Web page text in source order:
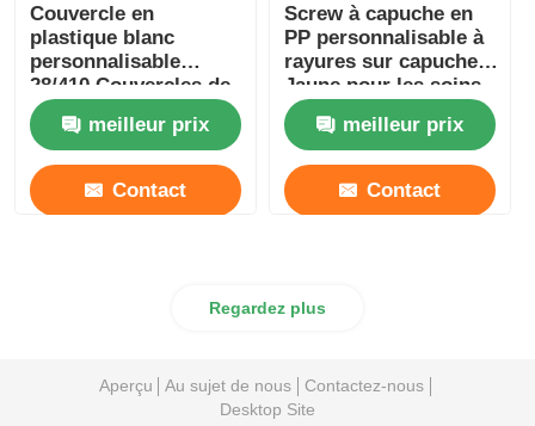
Couvercle en
plastique blanc
personnalisable
28/410 Couvercles de
bouteille pour rince-
bouche Lave-linge
Lotion cosmétique
meilleur prix
Contact
Screw à capuche en
PP personnalisable à
rayures sur capuche
Jaune pour les soins
de la peau
meilleur prix
Contact
Regardez plus
Aperçu Au sujet de nous
Contactez-nous
Desktop Site